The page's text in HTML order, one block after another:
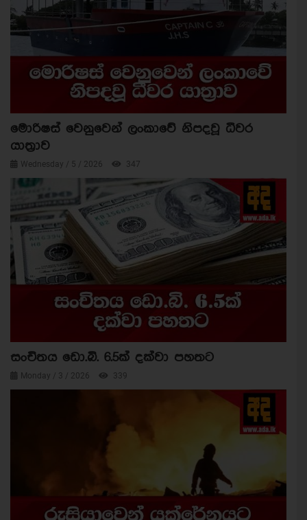
මොරිෂස් වෙනුවෙන් ලංකාවේ නිපදවූ ධීවර
යාත්‍රාව
Wednesday / 5 / 2026 347
සංචිතය ඩො.බි. 6.5ක් දක්වා පහතට
Monday / 3 / 2026 339